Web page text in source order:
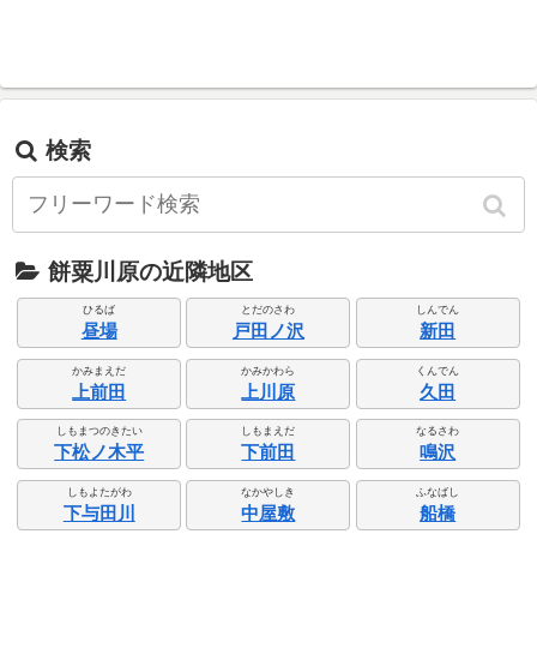
検索
餅粟川原の近隣地区
ひるば
昼場
とだのさわ
戸田ノ沢
しんでん
新田
かみまえだ
上前田
かみかわら
上川原
くんでん
久田
しもまつのきたい
下松ノ木平
しもまえだ
下前田
なるさわ
鳴沢
しもよたがわ
下与田川
なかやしき
中屋敷
ふなばし
船橋